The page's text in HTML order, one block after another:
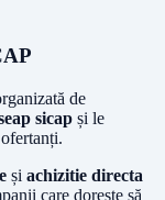
de
sicap și le
și achizitie directa
care dorește să